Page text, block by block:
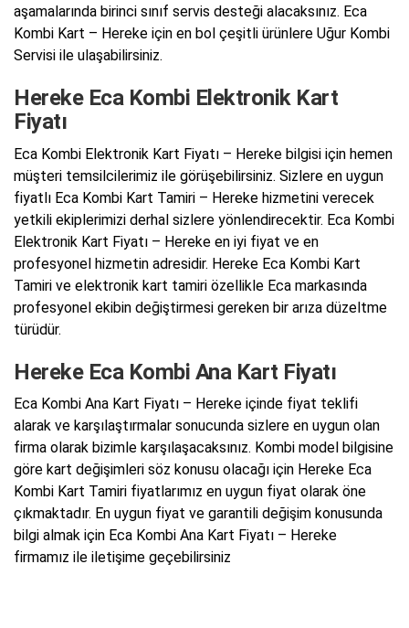
aşamalarında birinci sınıf servis desteği alacaksınız. Eca
Kombi Kart – Hereke için en bol çeşitli ürünlere Uğur Kombi
Servisi ile ulaşabilirsiniz.
Hereke Eca Kombi Elektronik Kart
Fiyatı
Eca Kombi Elektronik Kart Fiyatı – Hereke bilgisi için hemen
müşteri temsilcilerimiz ile görüşebilirsiniz. Sizlere en uygun
fiyatlı Eca Kombi Kart Tamiri – Hereke hizmetini verecek
yetkili ekiplerimizi derhal sizlere yönlendirecektir. Eca Kombi
Elektronik Kart Fiyatı – Hereke en iyi fiyat ve en
profesyonel hizmetin adresidir. Hereke Eca Kombi Kart
Tamiri ve elektronik kart tamiri özellikle Eca markasında
profesyonel ekibin değiştirmesi gereken bir arıza düzeltme
türüdür.
Hereke Eca Kombi Ana Kart Fiyatı
Eca Kombi Ana Kart Fiyatı – Hereke içinde fiyat teklifi
alarak ve karşılaştırmalar sonucunda sizlere en uygun olan
firma olarak bizimle karşılaşacaksınız. Kombi model bilgisine
göre kart değişimleri söz konusu olacağı için Hereke Eca
Kombi Kart Tamiri fiyatlarımız en uygun fiyat olarak öne
çıkmaktadır. En uygun fiyat ve garantili değişim konusunda
bilgi almak için Eca Kombi Ana Kart Fiyatı – Hereke
firmamız ile iletişime geçebilirsiniz